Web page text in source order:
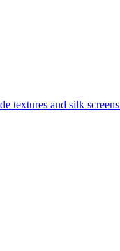
textures and silk screens